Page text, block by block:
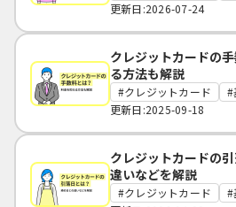
更新日:2026-07-24
クレジットカードの
る方法も解説
クレジットカード
更新日:2025-09-18
クレジットカードの
違いなどを解説
クレジットカード